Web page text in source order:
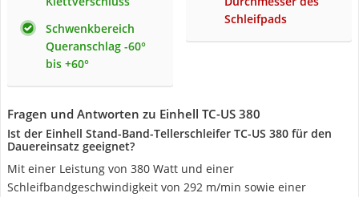
Schwenkbereich
Queranschlag -60°
bis +60°
Schleifpads
Fragen und Antworten zu Einhell TC-US 380
Ist der Einhell Stand-Band-Tellerschleifer TC-US 380 für den
Dauereinsatz geeignet?
Mit einer Leistung von 380 Watt und einer
Schleifbandgeschwindigkeit von 292 m/min sowie einer